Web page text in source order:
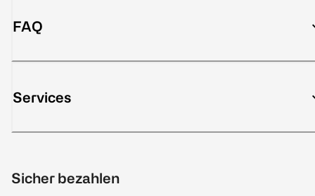
FAQ
Services
Sicher bezahlen